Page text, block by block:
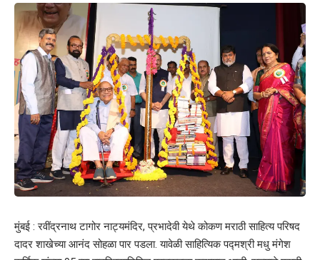
मुंबई : रवींद्रनाथ टागोर नाट्यमंदिर, प्रभादेवी येथे कोकण मराठी साहित्य परिषद
दादर शाखेच्या आनंद सोहळा पार पडला. यावेळी साहित्यिक पद्मश्री मधु मंगेश